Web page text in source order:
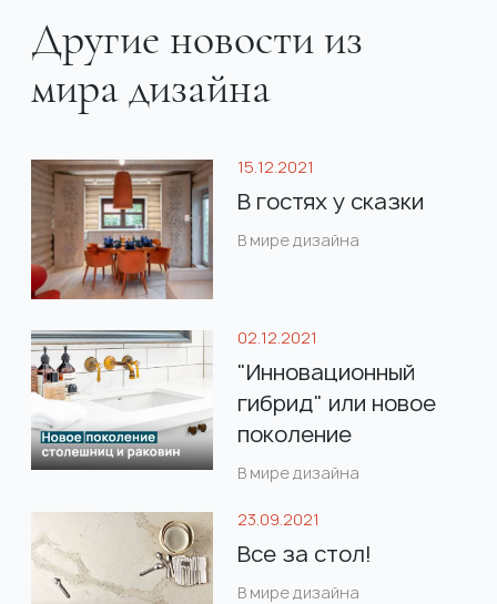
Другие новости из
мира дизайна
15.12.2021
В гостях у сказки
В мире дизайна
02.12.2021
"Инновационный
гибрид" или новое
поколение
столешниц и
комнате.
В мире дизайна
23.09.2021
Все за стол!
В мире дизайна